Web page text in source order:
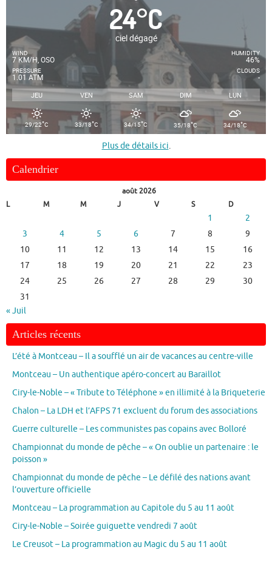
24°C
ciel dégagé
WIND
7 KM/H, OSO
PRESSURE
1.01 ATM
HUMIDITY
46%
CLOUDS
-
JEU VEN SAM DIM LUN
29/22°C 33/18°C 34/15°C 35/18°C 34/18°C
Plus de détails ici.
Calendrier
août 2026
L
M M J V S D
1
2
3
4 5 6 7 8
9
10
11 12 13 14 15
16
17
18 19 20 21 22
23
24
25 26 27 28 29
30
31
« Juil
Articles récents
L’été à Montceau – Il a soufflé un air de vacances au centre-ville
Montceau – Un authentique apéro-concert au Baraillot
Ciry-le-Noble – « Tribute to Téléphone » en illimité à la Briqueterie
Chalon – La LDH et l’AFPS 71 excluent du forum des associations
Guerre culturelle – Les communistes pas copains avec Bolloré
Championnat du monde de pêche – « On oublie un partenaire : le
poisson »
Championnat du monde de pêche – Le défilé des nations avant
l’ouverture officielle
Montceau – La programmation au Capitole du 5 au 11 août
Ciry-le-Noble – Soirée guiguette vendredi 7 août
Le Creusot – La programmation au Magic du 5 au 11 août